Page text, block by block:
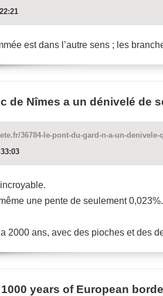
est dans l’autre sens ; les
de Nîmes a un dénivelé de
36784-le-pont-du-gard-n-a-un-denivele-
une pente de seulement 0,023%.
2000 ans, avec des pioches et des
years of European